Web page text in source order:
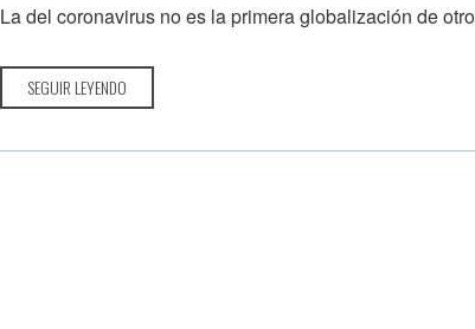
La del coronavirus no es la primera globalización de
SEGUIR LEYENDO